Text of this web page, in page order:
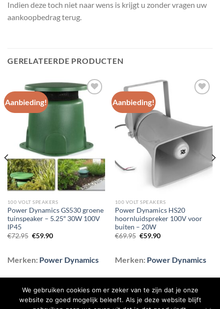
Indien deze toch niet naar wens is krijgt u zonder vragen uw
aankoopbedrag terug.
GERELATEERDE PRODUCTEN
Aanbieding!
Toevoegen
aan
wenslijst
100 VOLT SPEAKERS
Power Dynamics GS530 groene
tuinspeaker – 5.25″ 30W 100V
IP45
€72.95 Oorspronkelijke
€59.90Huidige
Merken: Power Dynamics
Aanbieding!
aan
wenslijst
100 VOLT SPEAKERS
Power Dynamics HS20
hoornluidspreker 100V voor
buiten – 20W
€69.95 Oorspronkelijke
€59.90Huidige
Merken: Power Dynamics
We gebruiken cookies om er zeker van te zijn dat je onze
website zo goed mogelijk beleeft. Als je deze website blijft